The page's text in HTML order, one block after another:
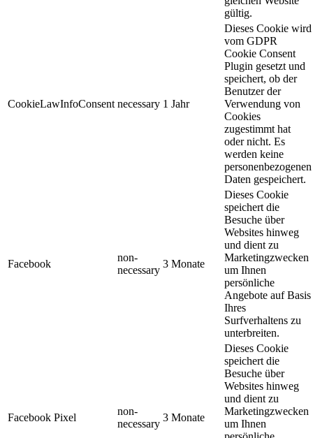
gültig.
CookieLawInfoConsent necessary 1 Jahr
Dieses Cookie wird
vom GDPR
Cookie Consent
Plugin gesetzt und
speichert, ob der
Benutzer der
Verwendung von
Cookies
zugestimmt hat
oder nicht. Es
werden keine
personenbezogenen
Daten gespeichert.
Facebook
non-
necessary
3 Monate
Dieses Cookie
speichert die
Besuche über
Websites hinweg
und dient zu
Marketingzwecken
um Ihnen
persönliche
Angebote auf Basis
Ihres
Surfverhaltens zu
unterbreiten.
Facebook Pixel
non-
necessary
3 Monate
Dieses Cookie
speichert die
Besuche über
Websites hinweg
und dient zu
Marketingzwecken
um Ihnen